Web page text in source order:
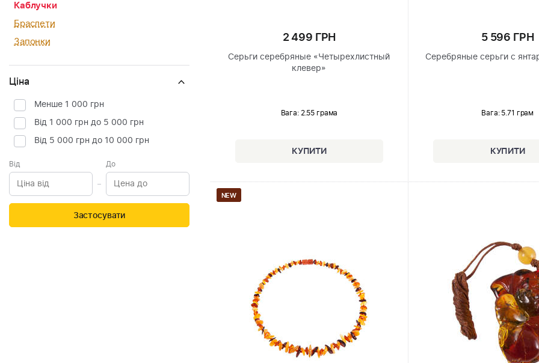
Каблучки
Браслети
Запонки
Ціна
Менше 1 000 грн
Від 1 000 грн до 5 000 грн
Від 5 000 грн до 10 000 грн
Від До
Застосувати
2 499 ГРН
Серьги серебряные «Четырехлистный
клевер»
Вага: 2.55 грама
5 596 ГРН
Серебряные серьги с
Вага: 5.71 грам
NEW